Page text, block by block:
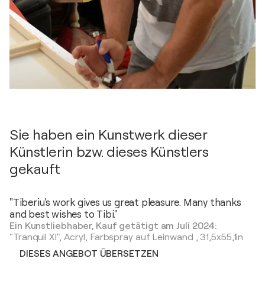
Sie haben ein Kunstwerk dieser
Künstlerin bzw. dieses Künstlers
gekauft
"Tiberiu's work gives us great pleasure. Many thanks
and best wishes to Tibi."
Ein Kunstliebhaber, Kauf getätigt am Juli 2024:
"Tranquil XI", Acryl, Farbspray auf Leinwand , 31,5x55,1in
DIESES ANGEBOT ÜBERSETZEN